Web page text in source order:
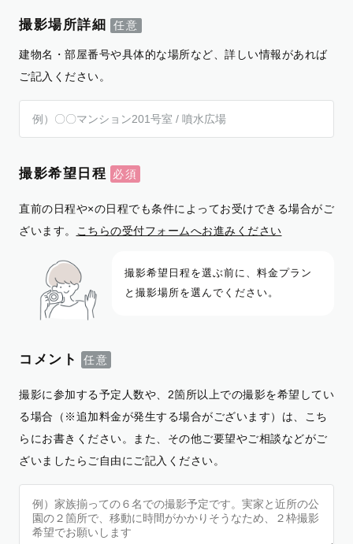
撮影場所詳細
建物名・部屋番号や具体的な場所など、詳しい情報があれば
ご記入ください。
撮影希望日程
直前の日程や×の日程でも条件によってお受けできる場合がご
ざいます。
こちらの受付フォームへお進みください
撮影希望日程を選ぶ前に、料金プラン
と撮影場所を選んでください。
コメント
撮影に参加する予定人数や、2箇所以上での撮影を希望してい
る場合（※追加料金が発生する場合がございます）は、こち
らにお書きください。また、その他ご要望やご相談などがご
ざいましたらご自由にご記入ください。